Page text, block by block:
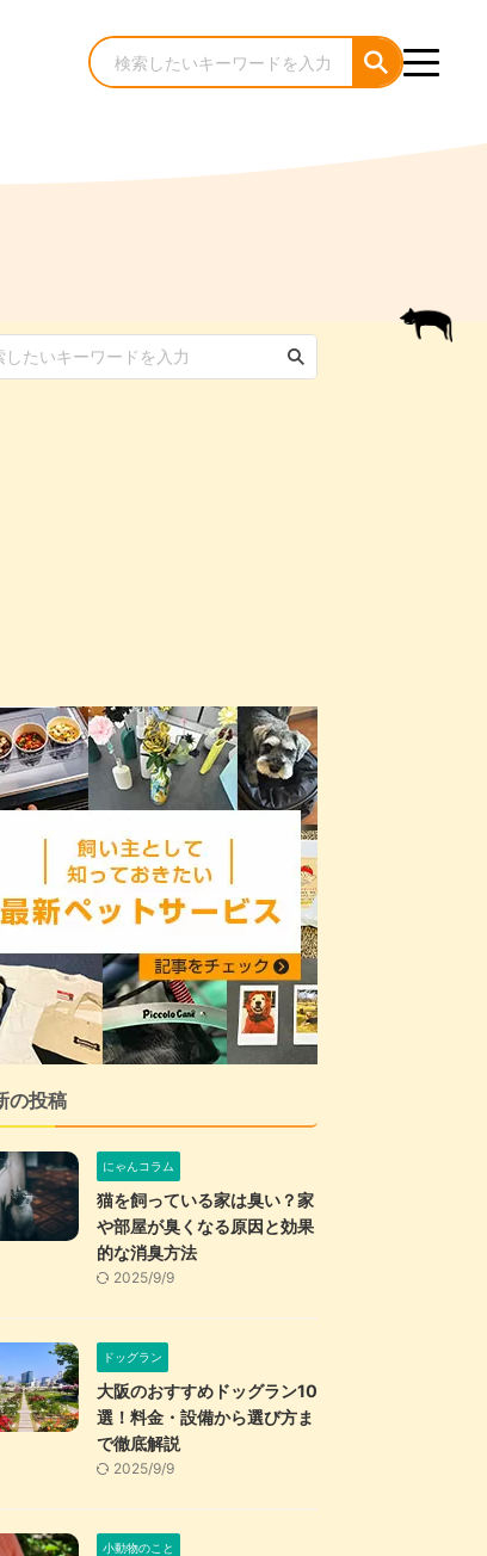
ケア・お手入れ
ケア・お手入れ
の投稿
にゃんコラム
猫を飼っている家は臭い？家
や部屋が臭くなる原因と効果
的な消臭方法
2025/9/9
ドッグラン
大阪のおすすめドッグラン10
選！料金・設備から選び方ま
で徹底解説
2025/9/9
小動物のこと